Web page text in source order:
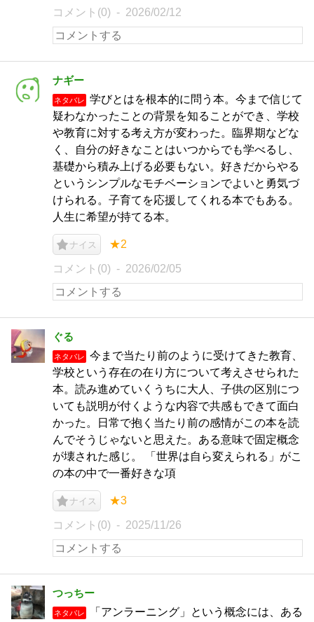
コメント(0) 2026/02/12
ナギー
ネタバレ
学びとはを根本的に問う本。今まで信じて
疑わなかったことの背景を知ることができ、学校
や教育に対する考え方が変わった。臨界期などな
く、自分の好きなことはいつからでも学べるし、
基礎から積み上げる必要もない。好きだからやる
というシンプルなモチベーションでよいと勇気づ
けられる。子育てを応援してくれる本でもある。
人生に希望が持てる本。
ナイス ★2
コメント(0) 2026/02/05
ぐる
ネタバレ
今まで当たり前のように受けてきた教育、
学校という存在の在り方について考えさせられた
本。読み進めていくうちに大人、子供の区別につ
いても説明が付くような内容で共感もできて面白
かった。日常で抱く当たり前の感情がこの本を読
んでそうじゃないと思えた。ある意味で固定概念
が壊された感じ。 「世界は自ら変えられる」がこ
の本の中で一番好きな項
ナイス ★3
コメント(0) 2025/11/26
つっちー
ネタバレ
「アンラーニング」という概念には、ある